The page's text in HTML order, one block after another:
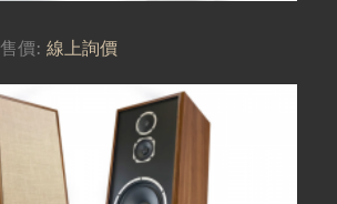
售價:線上詢價